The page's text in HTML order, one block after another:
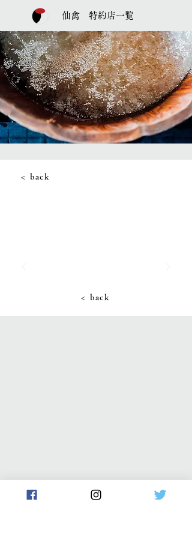
仙禽 特約店一覧
< back
< back